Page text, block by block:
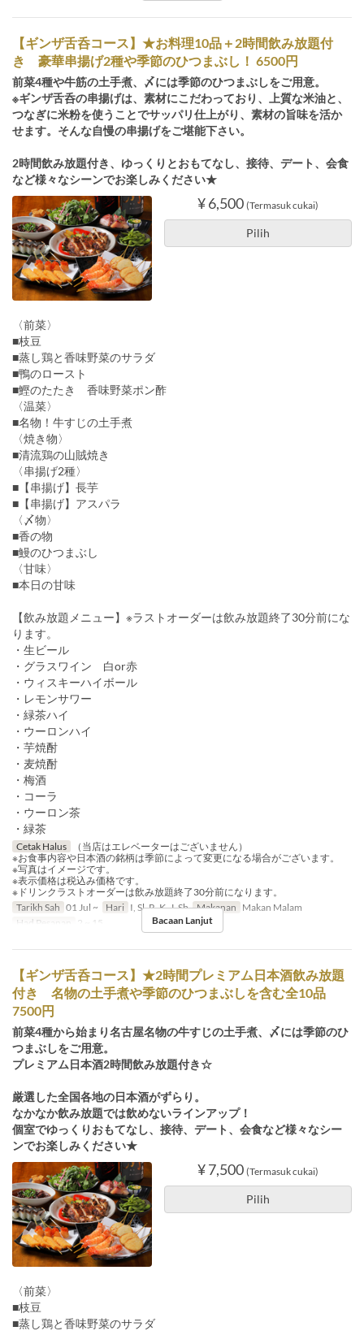
【ギンザ舌呑コース】★お料理10品＋2時間飲み放題付
き 豪華串揚げ2種や季節のひつまぶし！ 6500円
前菜4種や牛筋の土手煮、〆には季節のひつまぶしをご用意。
※ギンザ舌呑の串揚げは、素材にこだわっており、上質な米油と、
つなぎに米粉を使うことでサッパリ仕上がり、素材の旨味を活か
せます。そんな自慢の串揚げをご堪能下さい。
2時間飲み放題付き、ゆっくりとおもてなし、接待、デート、会食
など様々なシーンでお楽しみください★
¥ 6,500 (Termasuk cukai)
Pilih
〈前菜〉
■枝豆
■蒸し鶏と香味野菜のサラダ
■鴨のロースト
■鰹のたたき 香味野菜ポン酢
〈温菜〉
■名物！牛すじの土手煮
〈焼き物〉
■清流鶏の山賊焼き
〈串揚げ2種〉
■【串揚げ】長芋
■【串揚げ】アスパラ
〈〆物〉
■香の物
■鰻のひつまぶし
〈甘味〉
■本日の甘味
【飲み放題メニュー】※ラストオーダーは飲み放題終了30分前にな
ります。
・生ビール
・グラスワイン 白or赤
・ウィスキーハイボール
・レモンサワー
・緑茶ハイ
・ウーロンハイ
・芋焼酎
・麦焼酎
・梅酒
・コーラ
・ウーロン茶
・緑茶
Cetak Halus
（当店はエレベーターはございません）
※お食事内容や日本酒の銘柄は季節によって変更になる場合がございます。
※写真はイメージです。
※表示価格は税込み価格です。
※ドリンクラストオーダーは飲み放題終了30分前になります。
Tarikh Sah 01 Jul ~ Hari I, Sl, R, K, J, Sb Makanan Makan Malam
Had Pesanan
2 ~ 15 Bacaan Lanjut
【ギンザ舌呑コース】★2時間プレミアム日本酒飲み放題
付き 名物の土手煮や季節のひつまぶしを含む全10品
7500円
前菜4種から始まり名古屋名物の牛すじの土手煮、〆には季節のひ
つまぶしをご用意。
プレミアム日本酒2時間飲み放題付き☆
厳選した全国各地の日本酒がずらり。
なかなか飲み放題では飲めないラインアップ！
個室でゆっくりおもてなし、接待、デート、会食など様々なシー
ンでお楽しみください★
¥ 7,500 (Termasuk cukai)
Pilih
〈前菜〉
■枝豆
■蒸し鶏と香味野菜のサラダ